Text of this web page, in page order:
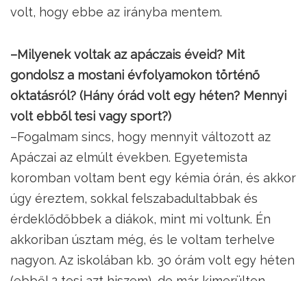
volt, hogy ebbe az irányba mentem.
–Milyenek voltak az apáczais éveid? Mit
gondolsz a mostani évfolyamokon történő
oktatásról? (Hány órád volt egy héten? Mennyi
volt ebből tesi vagy sport?)
–Fogalmam sincs, hogy mennyit változott az
Apáczai az elmúlt években. Egyetemista
koromban voltam bent egy kémia órán, és akkor
úgy éreztem, sokkal felszabadultabbak és
érdeklődőbbek a diákok, mint mi voltunk. Én
akkoriban úsztam még, és le voltam terhelve
nagyon. Az iskolában kb. 30 órám volt egy héten